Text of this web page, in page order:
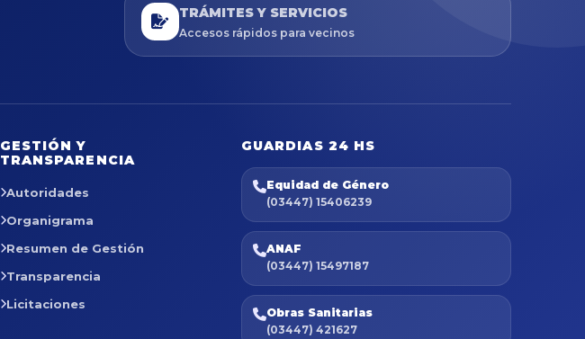
TRÁMITES Y SERVICIOS
Accesos rápidos para vecinos
GESTIÓN Y
TRANSPARENCIA
Autoridades
Organigrama
Resumen de Gestión
Transparencia
Licitaciones
GUARDIAS 24 HS
Equidad de Género
(03447) 15406239
ANAF
(03447) 15497187
Obras Sanitarias
(03447) 421627